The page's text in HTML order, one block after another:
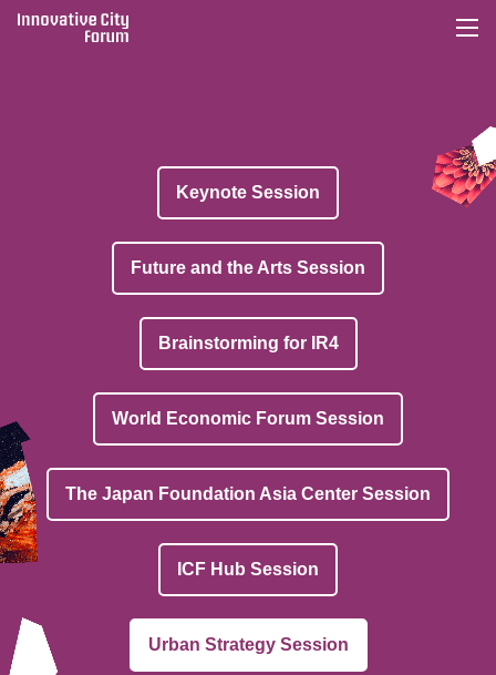
Keynote Session
Future and the Arts Session
Brainstorming for IR4
World Economic Forum Session
The Japan Foundation Asia Center Session
ICF Hub Session
Urban Strategy Session